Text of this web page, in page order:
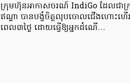
ក្រុមហ៊ុនអាកាសចរណ៍ IndiGo ដែលជា
ឥណ្ឌា បានបង្ខំចិត្តលុបចោលជើងហោះហ
ពេល៣ថ្ងៃ ដោយធ្វើឱ្យអ្នកដំណើ…